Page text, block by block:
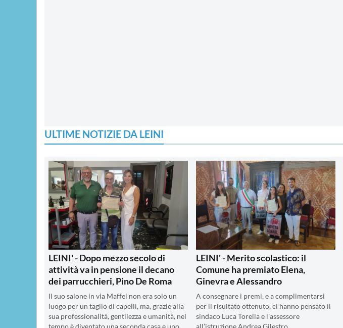
ULTIME NOTIZIE DA LEINI
LEINI' - Dopo mezzo secolo di
attività va in pensione il decano
dei parrucchieri, Pino De Roma
Il suo salone in via Maffei non era solo un
luogo per un taglio di capelli, ma, grazie alla
sua professionalità, gentilezza e umanità, nel
LEINI' - Merito scolastico: il
Comune ha premiato Elena,
Ginevra e Alessandro
A consegnare i premi, e a complimentarsi
per il risultato ottenuto, ci hanno pensato il
sindaco Luca Torella e l’assessore